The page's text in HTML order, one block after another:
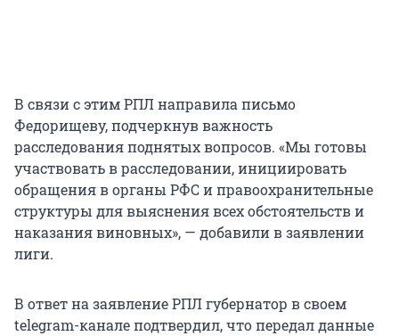
В связи с этим РПЛ направила письмо
Федорищеву, подчеркнув важность
расследования поднятых вопросов. «Мы готовы
участвовать в расследовании, инициировать
обращения в органы РФС и правоохранительные
структуры для выяснения всех обстоятельств и
наказания виновных», — добавили в заявлении
лиги.
В ответ на заявление РПЛ губернатор в своем
telegram-канале подтвердил, что передал данные